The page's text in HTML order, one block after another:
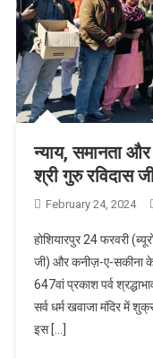
न्याय, समानता
श्री गुरु रविदास
February 24, 2024
होशियारपुर 24 फरवरी
जी) और कनीज़-ए-सकीना के
647वां प्रकाश पर्व
सर्व धर्म खवाजा मंदिर में
इस […]